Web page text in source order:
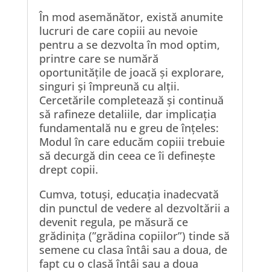
În mod asemănător, există anumite
lucruri de care copiii au nevoie
pentru a se dezvolta în mod optim,
printre care se numără
oportunitățile de joacă și explorare,
singuri și împreună cu alții.
Cercetările completează și continuă
să rafineze detaliile, dar implicația
fundamentală nu e greu de înțeles:
Modul în care educăm copiii trebuie
să decurgă din ceea ce îi definește
drept copii.
Cumva, totuși, educația inadecvată
din punctul de vedere al dezvoltării a
devenit regula, pe măsură ce
grădinița (”grădina copiilor”) tinde să
semene cu clasa întâi sau a doua, de
fapt cu o clasă întâi sau a doua